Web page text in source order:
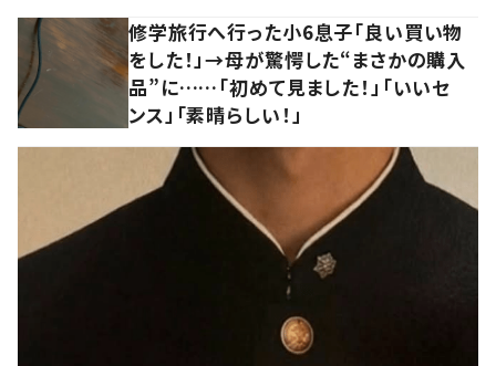
修学旅行へ行った小6息子「良い買い物
をした！」→母が驚愕した“まさかの購入
品”に……「初めて見ました！」「いいセ
ンス」「素晴らしい！」